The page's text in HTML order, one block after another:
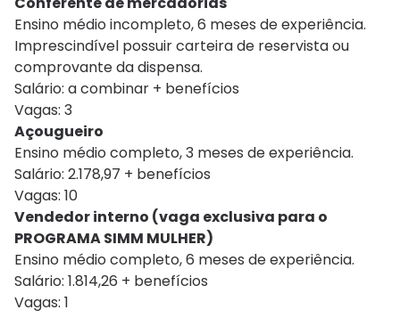
Ensino médio incompleto, 6 meses de experiência.
Imprescindível possuir carteira de reservista ou
comprovante da dispensa.
Salário: a combinar + benefícios
Vagas: 3
Açougueiro
Ensino médio completo, 3 meses de experiência.
Salário: 2.178,97 + benefícios
Vagas: 10
Vendedor interno (vaga exclusiva para o
PROGRAMA SIMM MULHER)
Ensino médio completo, 6 meses de experiência.
Salário: 1.814,26 + benefícios
Vagas: 1